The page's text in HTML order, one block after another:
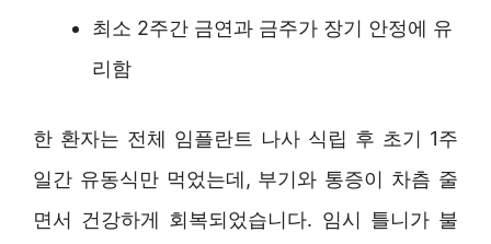
최소 2주간 금연과 금주가 장기 안정에 유
리함
한 환자는 전체 임플란트 나사 식립 후 초기 1주
일간 유동식만 먹었는데, 부기와 통증이 차츰 줄
면서 건강하게 회복되었습니다. 임시 틀니가 불